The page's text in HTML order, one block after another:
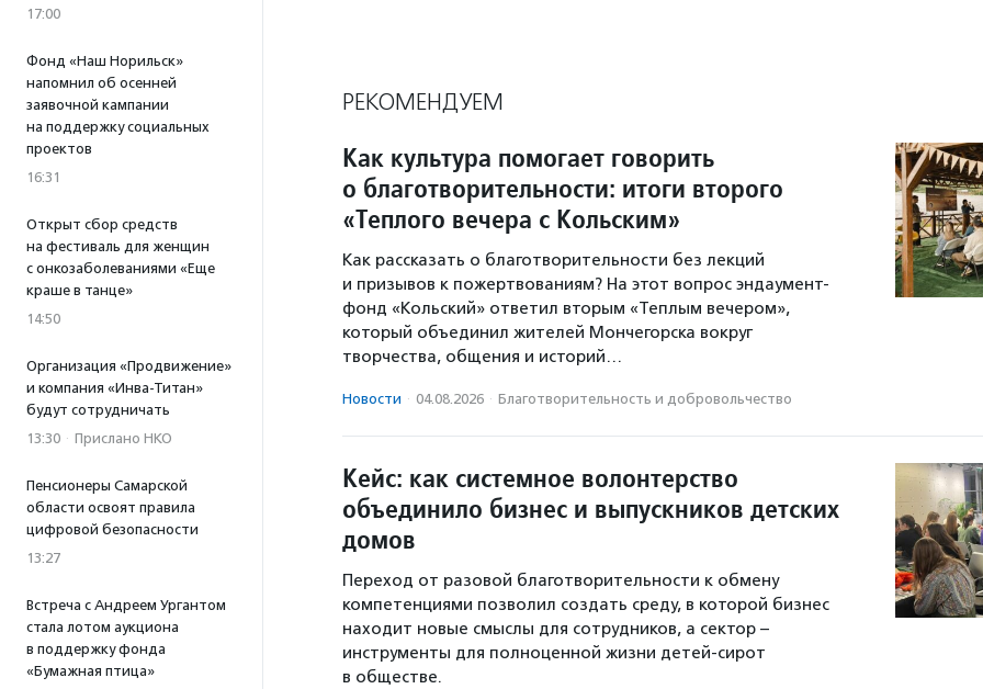
17:00
Фонд «Наш Норильск»
напомнил об осенней
заявочной кампании
на поддержку социальных
проектов
16:31
Открыт сбор средств
на фестиваль для женщин
с онкозаболеваниями «Еще
краше в танце»
14:50
Организация «Продвижение»
и компания «Инва-Титан»
будут сотрудничать
13:30 · Прислано НКО
Пенсионеры Самарской
области освоят правила
цифровой безопасности
13:27
Встреча с Андреем Ургантом
стала лотом аукциона
в поддержку фонда
«Бумажная птица»
РЕКОМЕНДУЕМ
Как культура помогает говорить
о благотворительности: итоги второго
«Теплого вечера с Кольским»
Как рассказать о благотворительности без лекций
и призывов к пожертвованиям? На этот вопрос эндаумент-
фонд «Кольский» ответил вторым «Теплым вечером»,
который объединил жителей Мончегорска вокруг
творчества, общения и историй…
Новости · 04.08.2026 · Благотвори­тель­ность и доброволь­чест­во
Кейс: как системное волонтерство
объединило бизнес и выпускников детских
домов
Переход от разовой благотворительности к обмену
компетенциями позволил создать среду, в которой бизнес
находит новые смыслы для сотрудников, а сектор –
инструменты для полноценной жизни детей-сирот
в обществе.